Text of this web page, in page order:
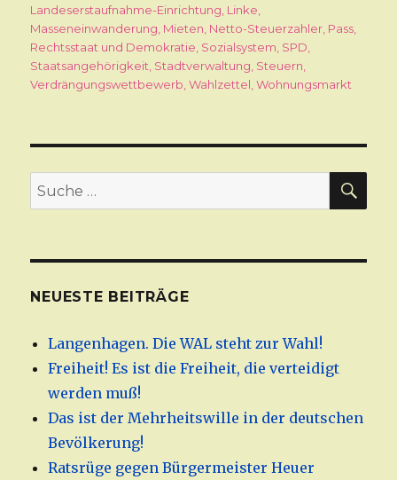
Landeserstaufnahme-Einrichtung, Linke,
Masseneinwanderung, Mieten, Netto-Steuerzahler, Pass,
Rechtsstaat und Demokratie, Sozialsystem, SPD,
Staatsangehörigkeit, Stadtverwaltung, Steuern,
Verdrängungswettbewerb,Wahlzettel,Wohnungsmarkt
Suche
nach:
NEUESTE BEITRÄGE
Langenhagen. Die WAL steht zur Wahl!
Freiheit! Es ist die Freiheit, die verteidigt
werden muß!
Das ist der Mehrheitswille in der deutschen
Bevölkerung!
Ratsrüge gegen Bürgermeister Heuer